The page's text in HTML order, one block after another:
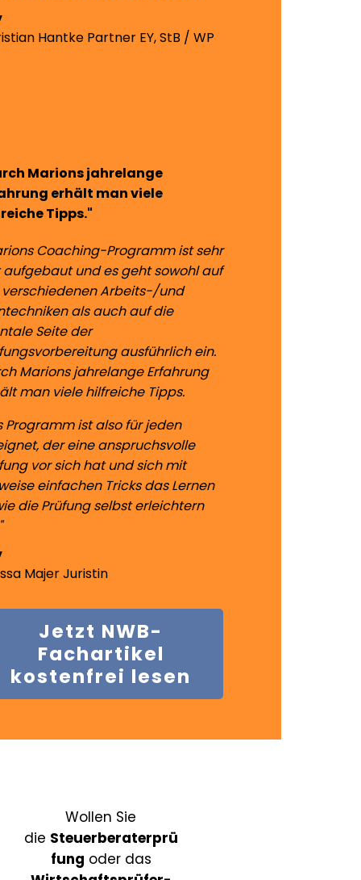
Hantke Partner EY, StB / WP
Marions jahrelange
erhält man viele
Tipps."
Coaching-Programm ist sehr
und es geht sowohl auf
Arbeits-/und
als auch auf die
Seite der
ausführlich ein.
Marions jahrelange Erfahrung
man viele hilfreiche Tipps.
Programm ist also für jeden
der eine anspruchsvolle
vor sich hat und sich mit
einfachen Tricks das Lernen
die Prüfung selbst erleichtern
MajerJuristin
Jetzt NWB-
Fachartikel
kostenfrei lesen
Wollen Sie
die Steuerberaterprü
fung oder das